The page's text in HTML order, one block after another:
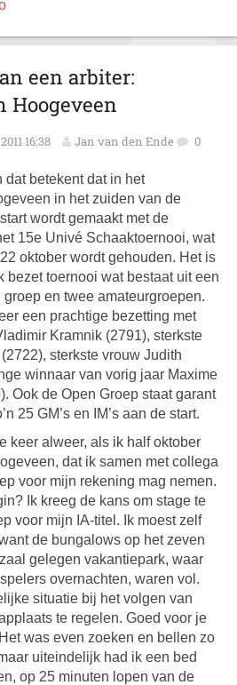
een arbiter:
Hoogeveen
16:38 Jan van den Ende 0
dat betekent dat in het
in het zuiden van de
wordt gemaakt met de
15e Univé Schaaktoernooi, wat
oktober wordt gehouden. Het is
bezet toernooi wat bestaat uit een
en twee amateurgroepen.
een prachtige bezetting met
Kramnik (2791), sterkste
sterkste vrouw Judith
winnaar van vorig jaar Maxime
Ook de Open Groep staat garant
25 GM’s en IM’s aan de start.
keer alweer, als ik half oktober
dat ik samen met collega
voor mijn rekening mag nemen.
Ik kreeg de kans om stage te
voor mijn IA-titel. Ik moest zelf
de bungalows op het zeven
gelegen vakantiepark, waar
overnachten, waren vol.
situatie bij het volgen van
te regelen. Goed voor je
was even zoeken en bellen zo
uiteindelijk had ik een bed
op 25 minuten lopen van de